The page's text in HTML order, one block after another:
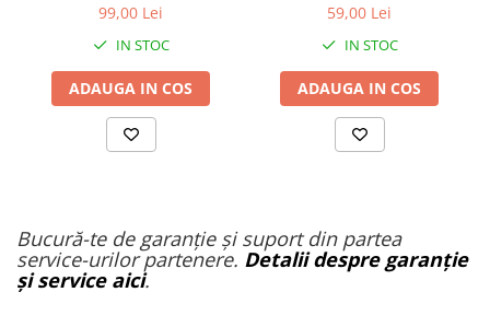
99,00 Lei
IN STOC
ADAUGA IN COS
59,00 Lei
IN STOC
ADAUGA IN COS
Bucură-te de garanție și suport din partea
service-urilor partenere. Detalii despre garanție
și service aici.